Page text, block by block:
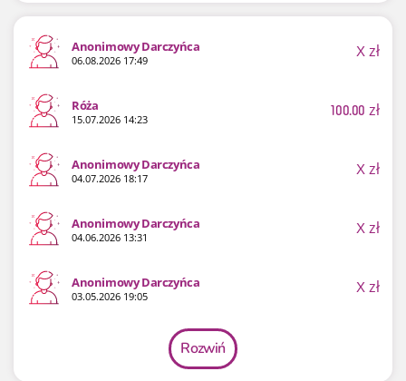
Anonimowy Darczyńca
06.08.2026 17:49 Xzł
Róża
15.07.2026 14:23 100.00 zł
Anonimowy Darczyńca
04.07.2026 18:17 Xzł
Anonimowy Darczyńca
04.06.2026 13:31 Xzł
Anonimowy Darczyńca
03.05.2026 19:05 Xzł
Rozwiń